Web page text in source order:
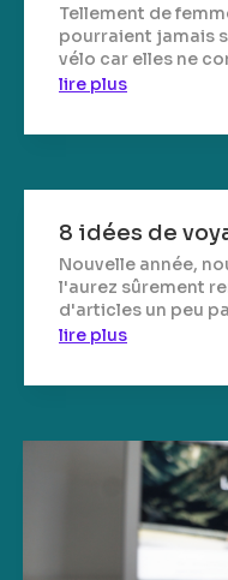
Tellement de
pourraient jamais
vélo car elles ne
lire plus
8 idées de
Nouvelle année,
l'aurez sûrement
d'articles un peu
lire plus